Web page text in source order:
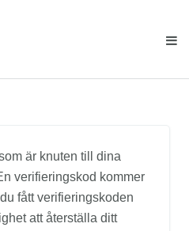
är knuten till dina
verifieringskod kommer
fått verifieringskoden
att återställa ditt